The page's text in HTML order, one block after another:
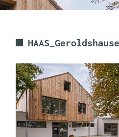
LEISTUNGEN
KARRIERE
KONTAKT